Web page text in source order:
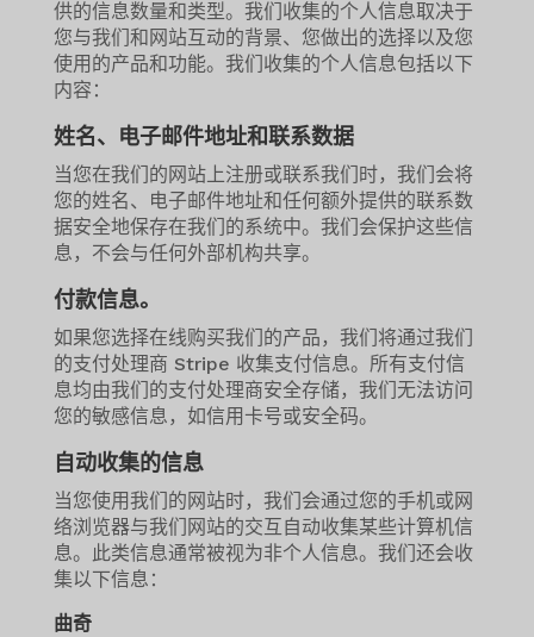
供的信息数量和类型。我们收集的个人信息取决于
您与我们和网站互动的背景、您做出的选择以及您
使用的产品和功能。我们收集的个人信息包括以下
内容：
姓名、电子邮件地址和联系数据
当您在我们的网站上注册或联系我们时，我们会将
您的姓名、电子邮件地址和任何额外提供的联系数
据安全地保存在我们的系统中。我们会保护这些信
息，不会与任何外部机构共享。
付款信息。
如果您选择在线购买我们的产品，我们将通过我们
的支付处理商 Stripe 收集支付信息。所有支付信
息均由我们的支付处理商安全存储，我们无法访问
您的敏感信息，如信用卡号或安全码。
自动收集的信息
当您使用我们的网站时，我们会通过您的手机或网
络浏览器与我们网站的交互自动收集某些计算机信
息。此类信息通常被视为非个人信息。我们还会收
集以下信息：
曲奇